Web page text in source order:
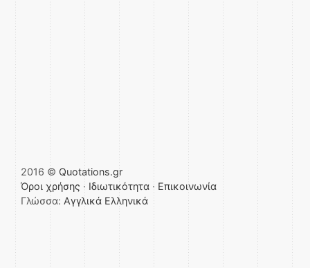
2016 © Quotations.gr
Όροι χρήσης · Ιδιωτικότητα · Επικοινωνία
Γλώσσα: Αγγλικά Ελληνικά